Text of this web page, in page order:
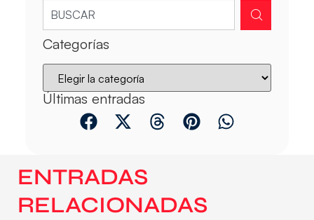
Categorías
Últimas entradas
ENTRADAS
RELACIONADAS